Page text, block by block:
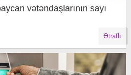
vətəndaşlarının sayı
Ətraflı